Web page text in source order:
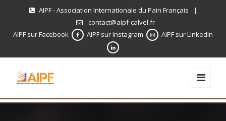
AIPF - Association Internationale du Pain Français
|
contact@aipf-calvel.fr
AIPF sur Facebook
AIPF sur Instagram AIPF sur Linkedin